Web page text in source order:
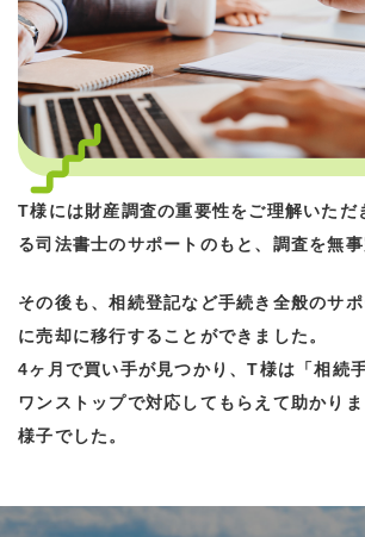
T様には財産調査の重要性をご理解いただ
る司法書士のサポートのもと、調査を無事
その後も、相続登記など手続き全般のサ
に売却に移行することができました。
4ヶ月で買い手が見つかり、T様は「相続
ワンストップで対応してもらえて助かり
様子でした。